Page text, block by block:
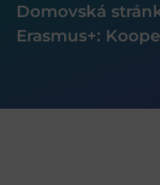
Domovská
Erasmus+: